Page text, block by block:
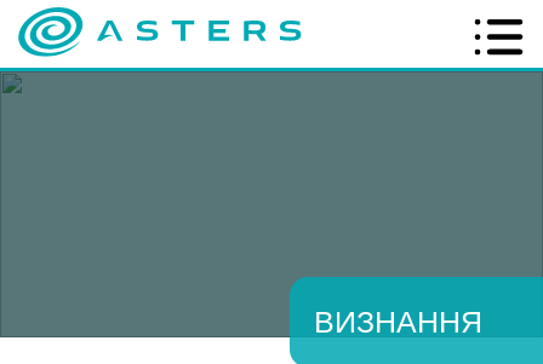
ВИЗНАННЯ